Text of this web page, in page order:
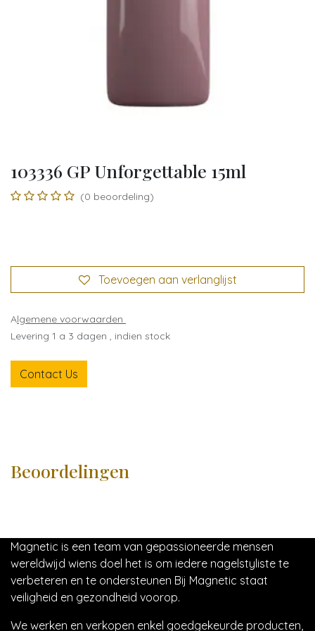
103336 GP Unforgettable 15ml
(0 beoordeling)
Toevoegen aan verlanglijst
Algemene voorwaarden
Levering 1 a 3 dagen , indien stock
Contact Us
Beoordelingen
Magnetic is een team van gepassioneerde mensen
wereldwijd wiens doel het is om iedere nagelstyliste te
verbeteren en te ondersteunen Bij Magnetic staat
veiligheid en gezondheid voorop.
We werken en verkopen enkel goedgekeurde producten,